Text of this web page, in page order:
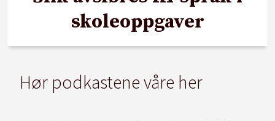
skoleoppgaver
Hør podkastene våre her